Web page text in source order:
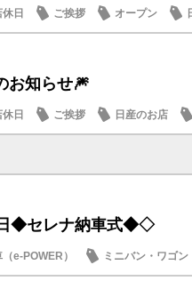
日 ご挨拶 オープン
お知らせ🎆
日 ご挨拶 日産のお店
◆セレナ納車式◆◇
e-POWER）
ミニバン・ワゴン